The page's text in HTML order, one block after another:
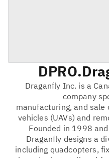
DPRO
Draganfly Inc. is a
company
manufacturing, and
vehicles (UAVs) and
Founded in 1998
Draganfly designs a
including quadcopters,